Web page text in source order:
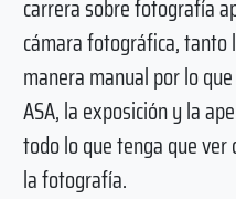
carrera sobre fotografía
cámara fotográfica, tanto
manera manual por lo
ASA, la exposición y la
todo lo que tenga que ver
la fotografía.